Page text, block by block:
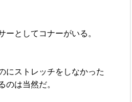
ーとしてコナーがいる。
にストレッチをしなかった
のは当然だ。